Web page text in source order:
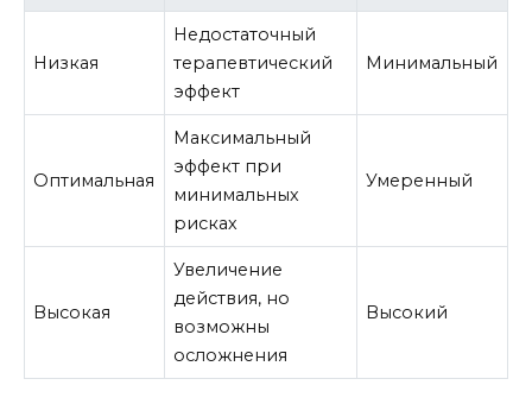
Низкая
Недостаточный
терапевтический
эффект
Минимальный
Оптимальная
Максимальный
эффект при
минимальных
рисках
Умеренный
Высокая
Увеличение
действия, но
возможны
осложнения
Высокий